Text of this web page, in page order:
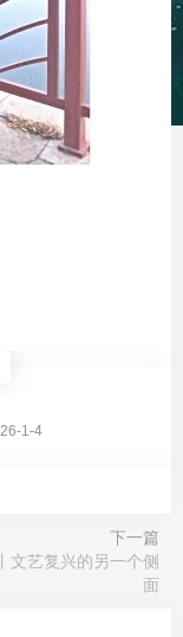
1-4
下一篇
文艺复兴的另一个侧
面